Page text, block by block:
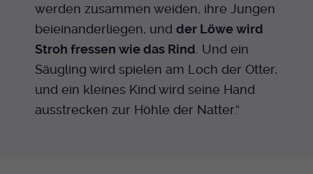
werden zusammen weiden, ihre Jungen
beieinanderliegen, und der Löwe wird
Stroh fressen wie das Rind . Und ein
Säugling wird spielen am Loch der Otter,
und ein kleines Kind wird seine Hand
ausstrecken zur Höhle der Natter.“